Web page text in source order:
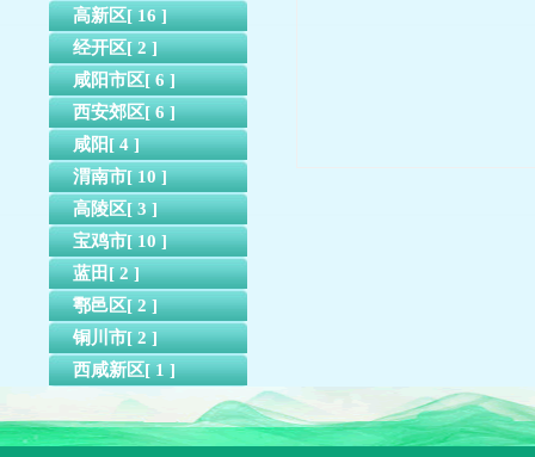
高新区[ 16 ]
经开区[ 2 ]
咸阳市区[ 6 ]
西安郊区[ 6 ]
咸阳[ 4 ]
渭南市[ 10 ]
高陵区[ 3 ]
宝鸡市[ 10 ]
蓝田[ 2 ]
鄠邑区[ 2 ]
铜川市[ 2 ]
西咸新区[ 1 ]